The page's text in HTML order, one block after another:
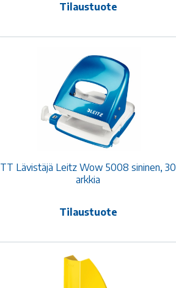
Tilaustuote
TT Lävistäjä Leitz Wow 5008 sininen, 30
arkkia
Tilaustuote